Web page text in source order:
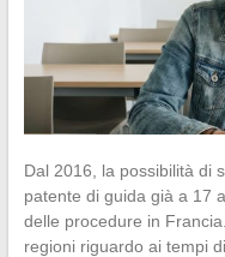
Dal 2016, la possibilità di
patente di guida già a 17
delle procedure in
regioni riguardo ai tempi